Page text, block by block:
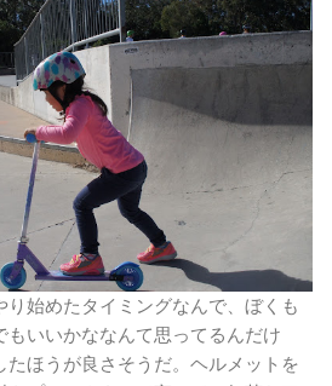
り始めたタイミングなんで、ぼくも
もいいかななんて思ってるんだけ
たほうが良さそうだ。ヘルメットを